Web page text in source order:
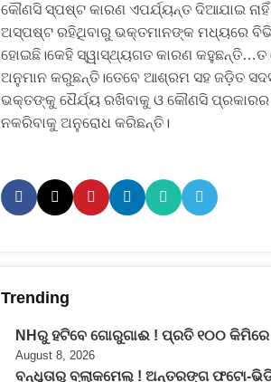
କୌଣସି ସ୍ପଷ୍ଟ କାରଣ ଏପର୍ଯ୍ୟନ୍ତ ଦିଆଯାଇ
ଅସ୍ପଷ୍ଟ ରହିଥିବାରୁ ଭକ୍ତମାନଙ୍କ ମଧ୍ୟରେ
ହୋଇଛି।କେହି ସ୍ୱାସ୍ଥ୍ୟଗତ କାରଣ କହୁଛନ୍ତି…ତ
ଅନୁମାନ କରୁଛନ୍ତି।ତେବେ ଆଶ୍ରମ ସହ ଜଡ଼ିତ
ଭକ୍ତଙ୍କୁ ଧୈର୍ଯ୍ୟ ରଖିବାକୁ ଓ କୌଣସି
ନକରିବାକୁ ଅନୁରୋଧ କରିଛନ୍ତି।
Trending
NHରୁ ହଟିବେ ଗୋରୁଗାଈ ! ପ୍ରତି ୧୦୦ କିମିରେ
August 8, 2026
ବନ୍ଧୁତାରୁ ବ୍ଲାକମେଲ୍ ! ଅନ୍ତରଙ୍ଗ ଫଟୋ-